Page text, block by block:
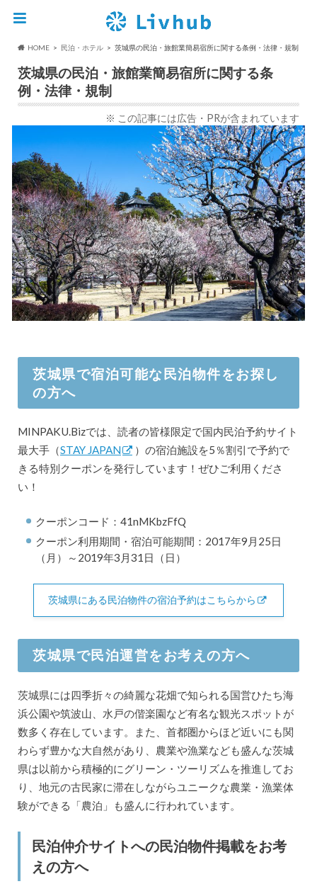
HOME 民泊・ホテル 茨城県の民泊・旅館業簡易宿所に関する条例・法律・規制
茨城県の民泊・旅館業簡易宿所に関する条
例・法律・規制
※ この記事には広告・PRが含まれています
茨城県で宿泊可能な民泊物件をお探し
の方へ
MINPAKU.Bizでは、読者の皆様限定で国内民泊予約サイト
最大手（STAY JAPAN
）の宿泊施設を5％割引で予約で
きる特別クーポンを発行しています！ぜひご利用くださ
い！
クーポンコード：41nMKbzFfQ
クーポン利用期間・宿泊可能期間：2017年9月25日
（月）～2019年3月31日（日）
茨城県にある民泊物件の宿泊予約はこちらから
茨城県で民泊運営をお考えの方へ
茨城県には四季折々の綺麗な花畑で知られる国営ひたち海
浜公園や筑波山、水戸の偕楽園など有名な観光スポットが
数多く存在しています。また、首都圏からほど近いにも関
わらず豊かな大自然があり、農業や漁業なども盛んな茨城
県は以前から積極的にグリーン・ツーリズムを推進してお
り、地元の古民家に滞在しながらユニークな農業・漁業体
験ができる「農泊」も盛んに行われています。
民泊仲介サイトへの民泊物件掲載をお考
えの方へ